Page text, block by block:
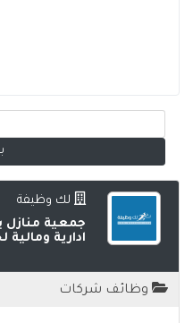
لك وظيفة
جمعية
ادارية ومالية
وظائف شركات